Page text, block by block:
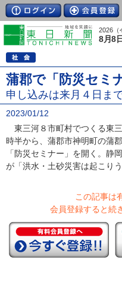
2026（
8月8
蒲郡で「防災セミ
申し込みは来月４日ま
2023/01/12
東三河８市町村でつくる東
時半から、蒲郡市神明町の蒲
「防災セミナー」を開く。静
が「洪水・土砂災害は起こり
この記事は
会員登録すると続